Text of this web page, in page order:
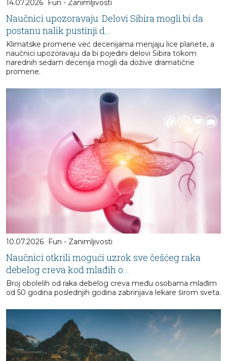
14.07.2026 Fun - Zanimljivosti
Naučnici upozoravaju: Delovi Sibira mogli bi da
postanu nalik pustinji d...
Klimatske promene već decenijama menjaju lice planete, a
naučnici upozoravaju da bi pojedini delovi Sibira tokom
narednih sedam decenija mogli da dožive dramatične
promene.
10.07.2026 Fun - Zanimljivosti
Naučnici otkrili mogući uzrok sve češćeg raka
debelog creva kod mlađih o...
Broj obolelih od raka debelog creva među osobama mlađim
od 50 godina poslednjih godina zabrinjava lekare širom sveta.